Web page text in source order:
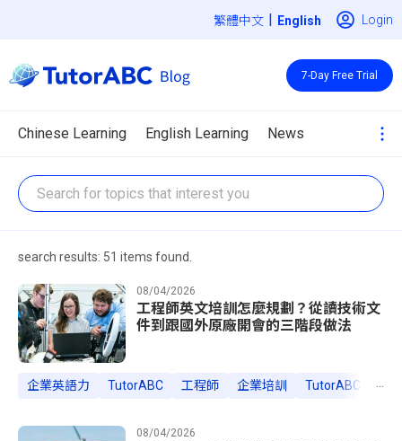
繁體中文 | Login
Chinese Learning English Learning News
7-Day Free Trial
search results: 51 items found.
08/04/2026
工程師英文培訓怎麼規劃？從讀技術文
件到跟國外原廠開會的三階段做法
企業英語力 TutorABC 工程師 企業培訓 TutorABC ...
08/04/2026